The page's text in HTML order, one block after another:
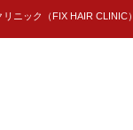
ニック（FIX HAIR CLINIC）